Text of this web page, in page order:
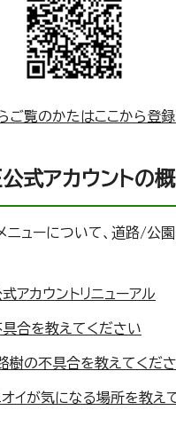
ご覧のかたはここから登
式アカウントの
ューについて、道路/公
アカウントリニューアル
合を教えてください
樹の不具合を教えてくだ
イが気になる場所を教え